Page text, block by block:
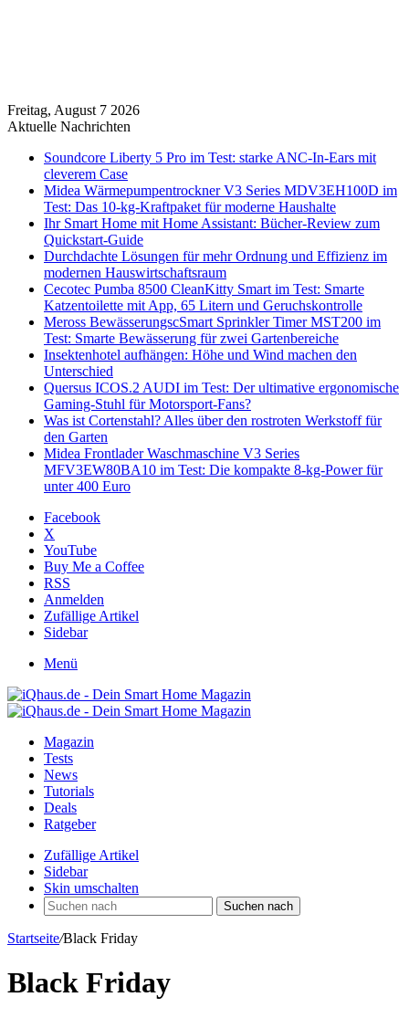
Freitag, August 7 2026
Aktuelle Nachrichten
Soundcore Liberty 5 Pro im Test: starke ANC-In-Ears mit
cleverem Case
Midea Wärmepumpentrockner V3 Series MDV3EH100D im
Test: Das 10-kg-Kraftpaket für moderne Haushalte
Ihr Smart Home mit Home Assistant: Bücher-Review zum
Quickstart-Guide
Durchdachte Lösungen für mehr Ordnung und Effizienz im
modernen Hauswirtschaftsraum
Cecotec Pumba 8500 CleanKitty Smart im Test: Smarte
Katzentoilette mit App, 65 Litern und Geruchskontrolle
Meross BewässerungscSmart Sprinkler Timer MST200 im
Test: Smarte Bewässerung für zwei Gartenbereiche
Insektenhotel aufhängen: Höhe und Wind machen den
Unterschied
Quersus ICOS.2 AUDI im Test: Der ultimative ergonomische
Gaming-Stuhl für Motorsport-Fans?
Was ist Cortenstahl? Alles über den rostroten Werkstoff für
den Garten
Midea Frontlader Waschmaschine V3 Series
MFV3EW80BA10 im Test: Die kompakte 8-kg-Power für
unter 400 Euro
Facebook
X
YouTube
Buy Me a Coffee
RSS
Anmelden
Zufällige Artikel
Sidebar
Menü
Magazin
Tests
News
Tutorials
Deals
Ratgeber
Zufällige Artikel
Sidebar
Skin umschalten
Suchen nach
Startseite/Black Friday
Black Friday